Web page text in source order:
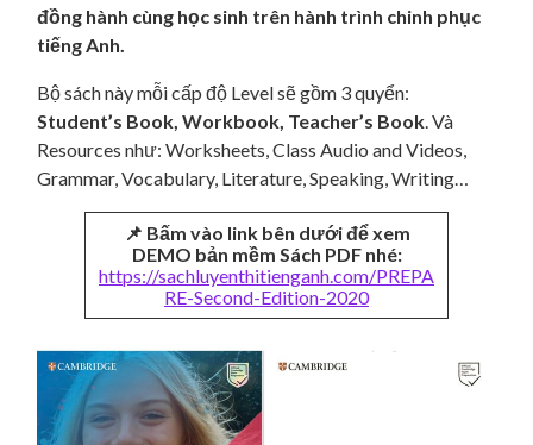
đồng hành cùng học sinh trên hành trình chinh phục
tiếng Anh.
Bộ sách này mỗi cấp độ Level sẽ gồm 3 quyển:
Student’s Book, Workbook, Teacher’s Book. Và
Resources như: Worksheets, Class Audio and Videos,
Grammar, Vocabulary, Literature, Speaking, Writing…
📌 Bấm vào link bên dưới để xem
DEMO bản mềm Sách PDF nhé:
https://sachluyenthitienganh.com/PREPA
RE-Second-Edition-2020